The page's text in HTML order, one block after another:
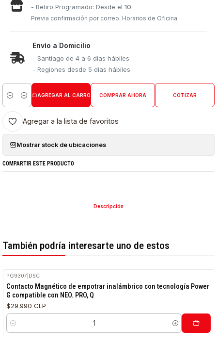
- Retiro Programado: Desde el10
Previa confirmación por correo. Horarios de Oficina.
Envío a Domicilio
- Santiago de 4 a 6 días hábiles
- Regiones desde 5 días hábiles
Cantidad
AGREGAR AL CARRO COMPRAR AHORA COTIZAR
Agregar a la lista de favoritos
Mostrar stock de ubicaciones
COMPARTIR ESTE PRODUCTO
Descripción
También podría interesarte uno de estos
PG9307 DSC
Contacto Magnético de empotrar inalámbrico con tecnología Power
G compatible con NEO. PRO, Q
$29.990 CLP
Cantidad